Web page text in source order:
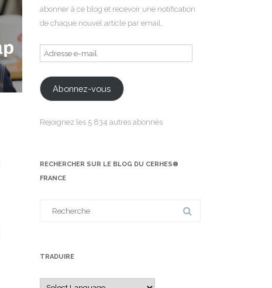
abonner à ce blog et recevoir une notification
de chaque nouvel article par email.
Adresse
e-
mail
Abonnez-vous
Rejoignez les 5 834 autres abonnés
RECHERCHER SUR LE BLOG DU CERHES®
FRANCE
TRADUIRE